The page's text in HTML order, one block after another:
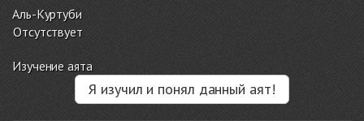
Аль-Куртуби
Отсутствует
Изучение аята
Я изучил и понял данный аят!